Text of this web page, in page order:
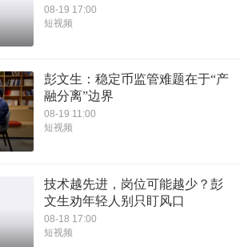
08-19 17:00
短视频
彭文生：稳定币监管难题在于“产
融分离”边界
08-19 11:00
短视频
技术越先进，岗位可能越少？彭
文生劝年轻人别只盯风口
08-18 17:00
短视频